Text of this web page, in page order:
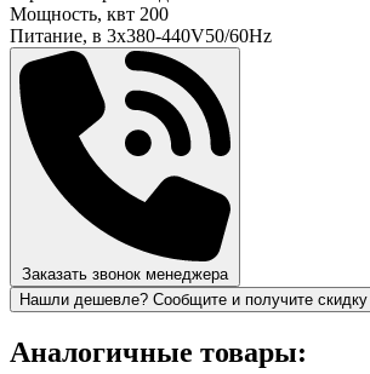
Мощность, квт 200
Питание, в 3х380-440V50/60Hz
Заказать звонок менеджера
Нашли дешевле? Сообщите и получите скидку
Аналогичные товары: